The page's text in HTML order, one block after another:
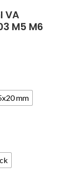
VA
M5 M6
mm